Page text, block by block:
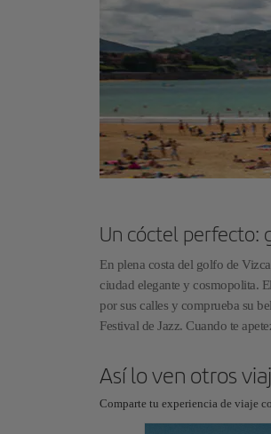
Un cóctel perfecto:
En plena costa del golfo de
ciudad elegante y cosmopolita.
por sus calles y comprueba su
Festival de Jazz. Cuando te
Así lo ven otros
Comparte tu experiencia de viaje